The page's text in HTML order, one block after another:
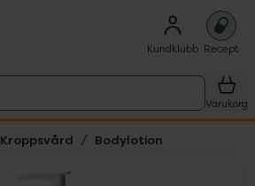
Kundklubb Recept
Varukorg
Kroppsvård Bodylotion